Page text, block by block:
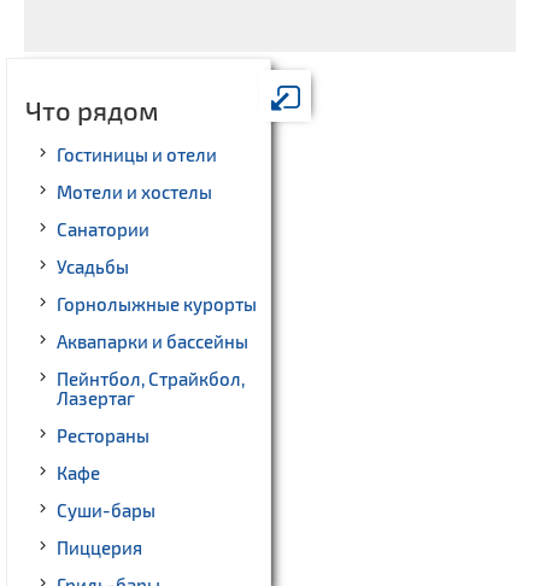
Что рядом
Гостиницы и отели
Мотели и хостелы
Санатории
Усадьбы
Горнолыжные курорты
Аквапарки и бассейны
Пейнтбол, Страйкбол,
Лазертаг
Рестораны
Кафе
Суши-бары
Пиццерия